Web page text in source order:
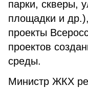
парки, скверы,
площадки и
проекты
проектов
среды.
Министр ЖКХ